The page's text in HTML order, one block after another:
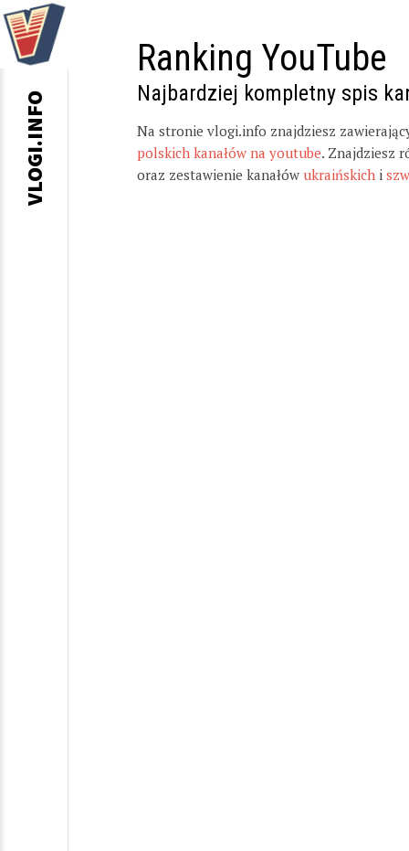
Ranking YouTube
Najbardziej kompletny spis
Na stronie vlogi.info znajdziesz
polskich kanałów na youtube. Znajdziesz
oraz zestawienie kanałów ukraińskich i
VLOGI.INFO